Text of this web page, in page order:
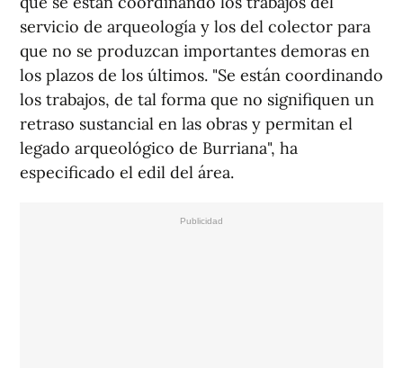
servicio de arqueología y los del colector para
que no se produzcan importantes demoras en
los plazos de los últimos. "Se están coordinando
los trabajos, de tal forma que no signifiquen un
retraso sustancial en las obras y permitan el
legado arqueológico de Burriana", ha
especificado el edil del área.